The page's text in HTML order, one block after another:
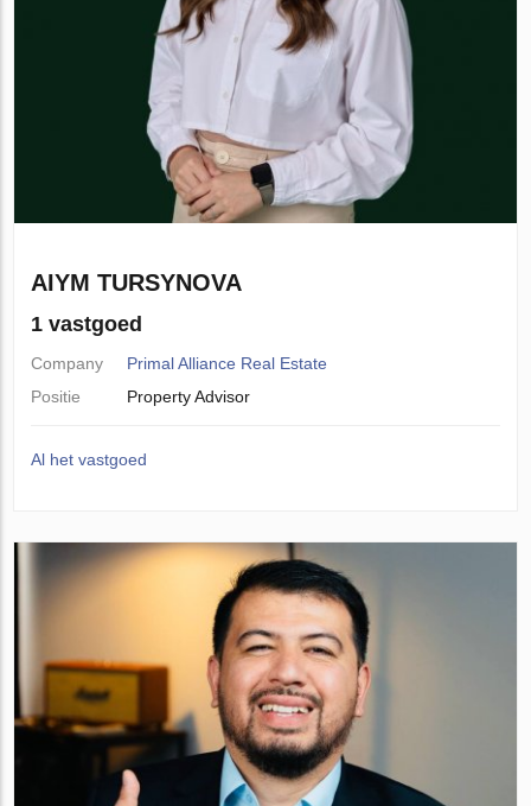
AIYM TURSYNOVA
1 vastgoed
Company
Primal Alliance Real Estate
Positie
Property Advisor
Al het vastgoed